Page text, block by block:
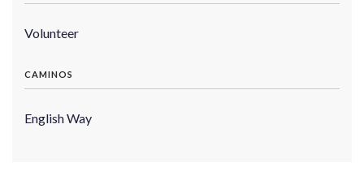
Volunteer
CAMINOS
English Way